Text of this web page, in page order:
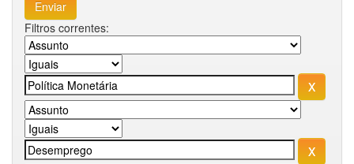
Filtros correntes: